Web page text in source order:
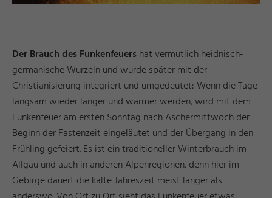
Der Brauch des Funkenfeuers hat vermutlich heidnisch-
germanische Wurzeln und wurde später mit der
Christianisierung integriert und umgedeutet: Wenn die Tage
langsam wieder länger und wärmer werden, wird mit dem
Funkenfeuer am ersten Sonntag nach Aschermittwoch der
Beginn der Fastenzeit eingeläutet und der Übergang in den
Frühling gefeiert. Es ist ein traditioneller Winterbrauch im
Allgäu und auch in anderen Alpenregionen, denn hier im
Gebirge dauert die kalte Jahreszeit meist länger als